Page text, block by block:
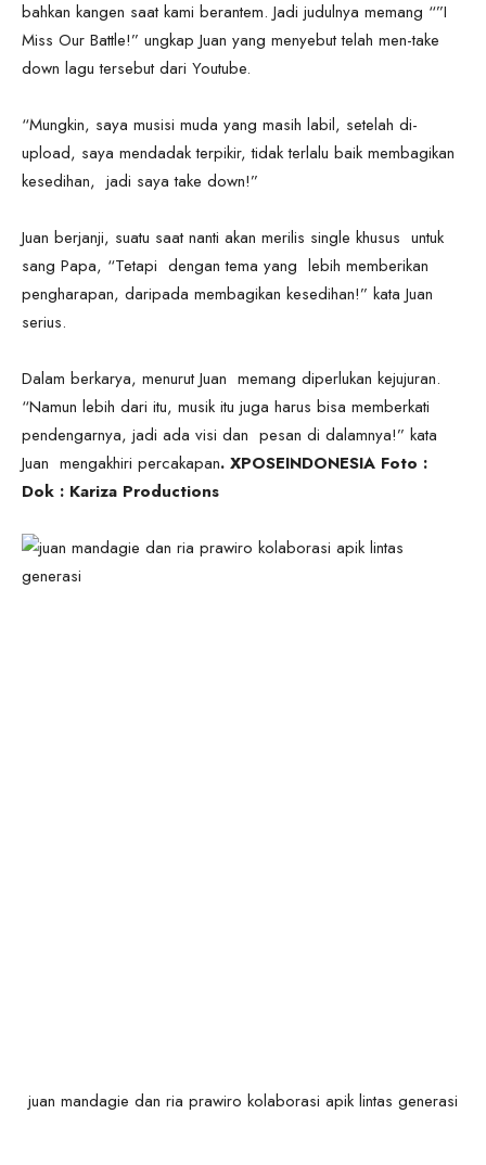
bahkan kangen saat kami berantem. Jadi judulnya memang “”I
Miss Our Battle!” ungkap Juan yang menyebut telah men-take
down lagu tersebut dari Youtube.
“Mungkin, saya musisi muda yang masih labil, setelah di-
upload, saya mendadak terpikir, tidak terlalu baik membagikan
kesedihan, jadi saya take down!”
Juan berjanji, suatu saat nanti akan merilis single khusus untuk
sang Papa, “Tetapi dengan tema yang lebih memberikan
pengharapan, daripada membagikan kesedihan!” kata Juan
serius.
Dalam berkarya, menurut Juan memang diperlukan kejujuran.
“Namun lebih dari itu, musik itu juga harus bisa memberkati
pendengarnya, jadi ada visi dan pesan di dalamnya!” kata
Juan mengakhiri percakapan. XPOSEINDONESIA Foto :
Dok : Kariza Productions
juan mandagie dan ria prawiro kolaborasi apik lintas generasi